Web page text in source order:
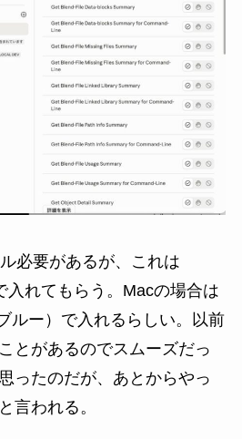
必要があるが、これは
入れてもらう。Macの場合は
ルー）で入れるらしい。以前
とがあるのでスムーズだっ
ったのだが、あとからやっ
言われる。